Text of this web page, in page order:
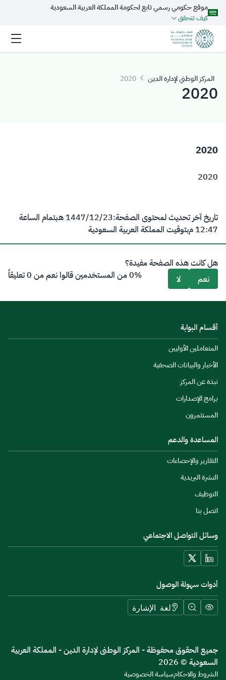
تخطي إلى المحتوى الرئيسي
موقع حكومي رسمي تابع لحكومة المملكة العربية السعودية
كيف تتحقق
المركز الوطني لإدارة الدين 2020
2020
2020
2020
تاريخ آخر تحديث لمحتوى الصفحة:23‏/12‏/1447 هـ
بتمام الساعة
12:47 م
بتوقيت المملكة العربية السعودية
هل كانت هذه الصفحة مفيدة؟
نعم
لا 0% من المستخدمين قالوا نعم من 0 تعليقاً
أقسام البوابة
المتعاملين الأوليين
الأخبار والبيانات الصحفية
نبذة عن المركز
برامج الإصدارات
المستثمرون
المساعدة والدعم
التقارير والإحصاءات
النشرة البريدية
التوظيف
اتصل بنا
وسائل التواصل الاجتماعي
أدوات سهولة الوصول
لغة الإشارة
جميع الحقوق محفوظة - المركز الوطنى لإدارة الدين - المملكة العربية
السعودية © 2026
الشروط والاحكامسياسة الخصوصية